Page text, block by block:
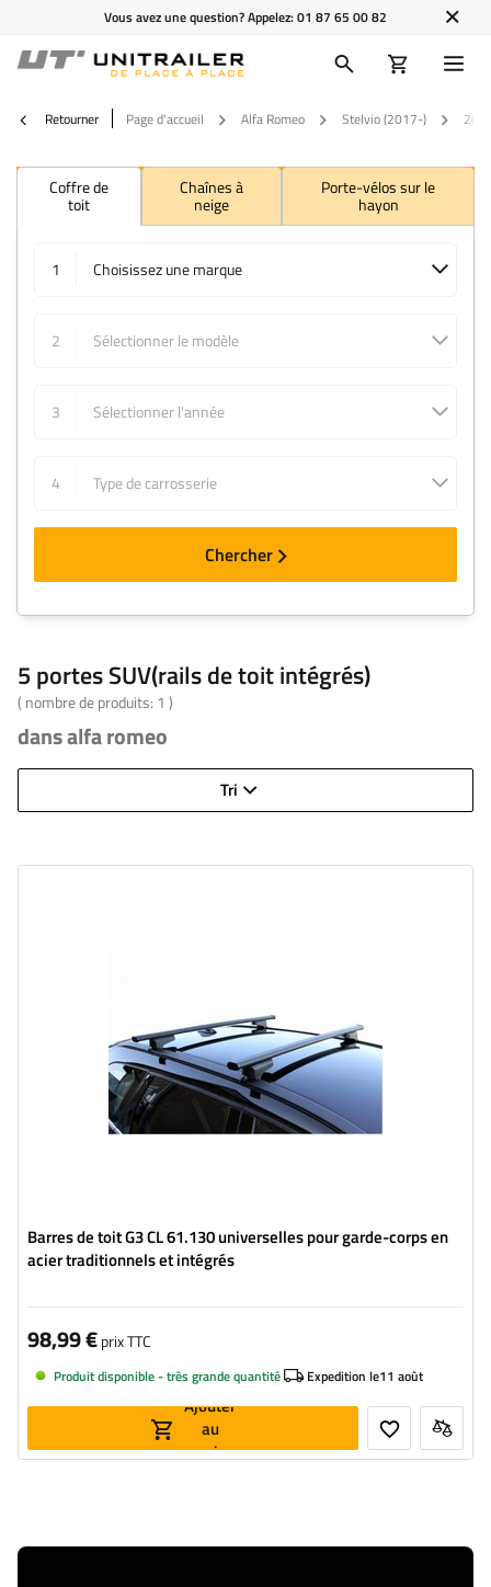
Vous avez une question? Appelez:01 87 65 00 82
Retourner Page d'accueil Alfa Romeo Stelvio (2017-)
Coffre de
toit
Chaînes à
neige
Porte-vélos sur le
hayon
1 Choisissez une marque
2 Sélectionner le modèle
3 Sélectionner l'année
4 Type de carrosserie
Chercher
5 portes SUV(rails de toit intégrés)
( nombre de produits: 1 )
dans alfa romeo
Tri
Barres de toit G3 CL 61.130 universelles pour garde-corps en
acier traditionnels et intégrés
98,99 €prix TTC
Produit disponible - très grande quantité Expedition le11 août
Ajouter
au
panier